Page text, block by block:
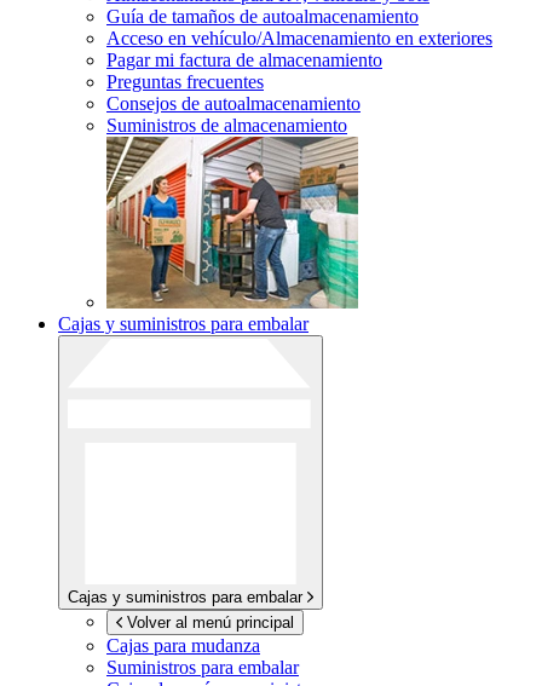
Guía de tamaños de autoalmacenamiento
Acceso en vehículo/Almacenamiento en exteriores
Pagar mi factura de almacenamiento
Preguntas frecuentes
Consejos de autoalmacenamiento
Suministros de almacenamiento
Cajas y suministros para embalar
Cajas y suministros para embalar
Volver al menú principal
Cajas para mudanza
Suministros para embalar